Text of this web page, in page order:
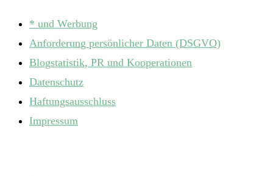
* und Werbung
Anforderung persönlicher Daten (DSGVO)
Blogstatistik, PR und Kooperationen
Datenschutz
Haftungsausschluss
Impressum